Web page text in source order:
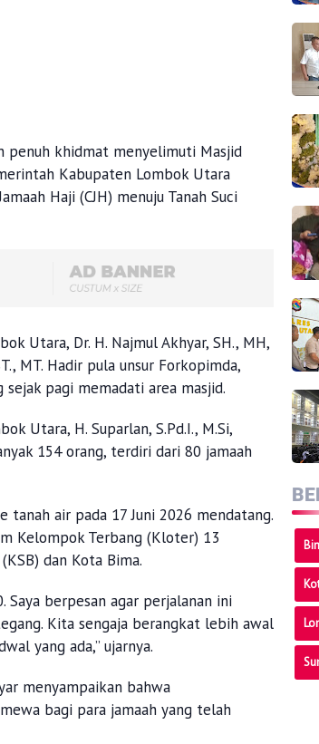
penuh khidmat menyelimuti Masjid
Kabupaten Lombok Utara
Haji (CJH) menuju Tanah Suci
Utara, Dr. H. Najmul Akhyar, SH., MH,
MT. Hadir pula unsur Forkopimda,
pagi memadati area masjid.
Utara, H. Suparlan, S.Pd.I., M.Si,
154 orang, terdiri dari 80 jamaah
air pada 17 Juni 2026 mendatang.
Kelompok Terbang (Kloter) 13
dan Kota Bima.
Saya berpesan agar perjalanan ini
Kita sengaja berangkat lebih awal
yang ada,” ujarnya.
menyampaikan bahwa
bagi para jamaah yang telah